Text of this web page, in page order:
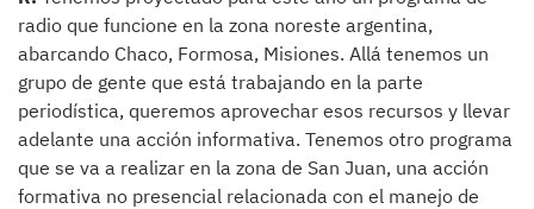
radio que funcione en la zona noreste argentina,
abarcando Chaco, Formosa, Misiones. Allá tenemos un
grupo de gente que está trabajando en la parte
periodística, queremos aprovechar esos recursos y llevar
adelante una acción informativa. Tenemos otro programa
que se va a realizar en la zona de San Juan, una acción
formativa no presencial relacionada con el manejo de